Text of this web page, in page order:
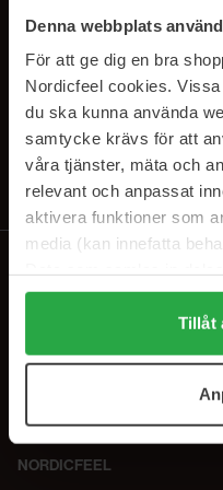
Denna webbplats
För att ge dig en bra
Nordicfeel cookies.
du ska kunna använda
samtycke krävs för att
våra tjänster, mäta och
relevant och anpassat
aktivera funktioner som
media (kan innefatta
Genom att trycka på
alla cookies, medan du
användningen av
samt vår Integritetspolicy.
Tillåt
SUBSCRIBE
NEWSLETTER
Ved å abonnere godtar du vår
av når som helst.
NORDICFEEL